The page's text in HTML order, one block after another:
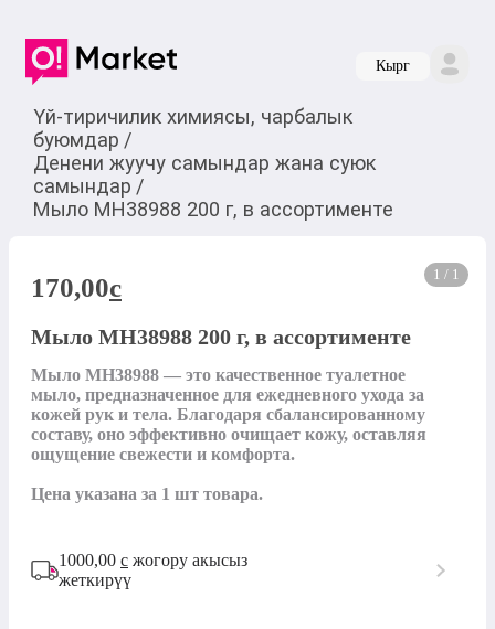
Кырг
Үй-тиричилик химиясы, чарбалык
буюмдар /
Денени жуучу самындар жана суюк
самындар /
Мыло MH38988 200 г, в ассортименте
1 / 1
170,00c
Мыло MH38988 200 г, в ассортименте
Мыло MH38988 — это качественное туалетное
мыло, предназначенное для ежедневного ухода за
кожей рук и тела. Благодаря сбалансированному
составу, оно эффективно очищает кожу, оставляя
ощущение свежести и комфорта.
Цена указана за 1 шт товара.
1000,00 с жогору акысыз
жеткирүү